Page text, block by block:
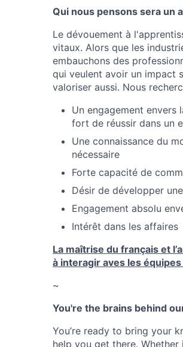
Qui nous pensons sera un
Le dévouement à
vitaux. Alors que les
embauchons des
qui veulent avoir un impact
valoriser aussi. Nous
Un engagement envers
fort de réussir dans un
Une connaissance du
nécessaire
Forte capacité de
Désir de développer
Engagement absolu
Intérêt dans les affaires
La maîtrise du français et
à interagir aves les
~
You're the brains behind
You’re ready to bring your
help you get there.